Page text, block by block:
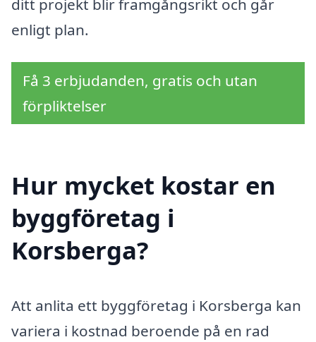
ditt projekt blir framgångsrikt och går
enligt plan.
Få 3 erbjudanden, gratis och utan
förpliktelser
Hur mycket kostar en
byggföretag i
Korsberga?
Att anlita ett byggföretag i Korsberga kan
variera i kostnad beroende på en rad